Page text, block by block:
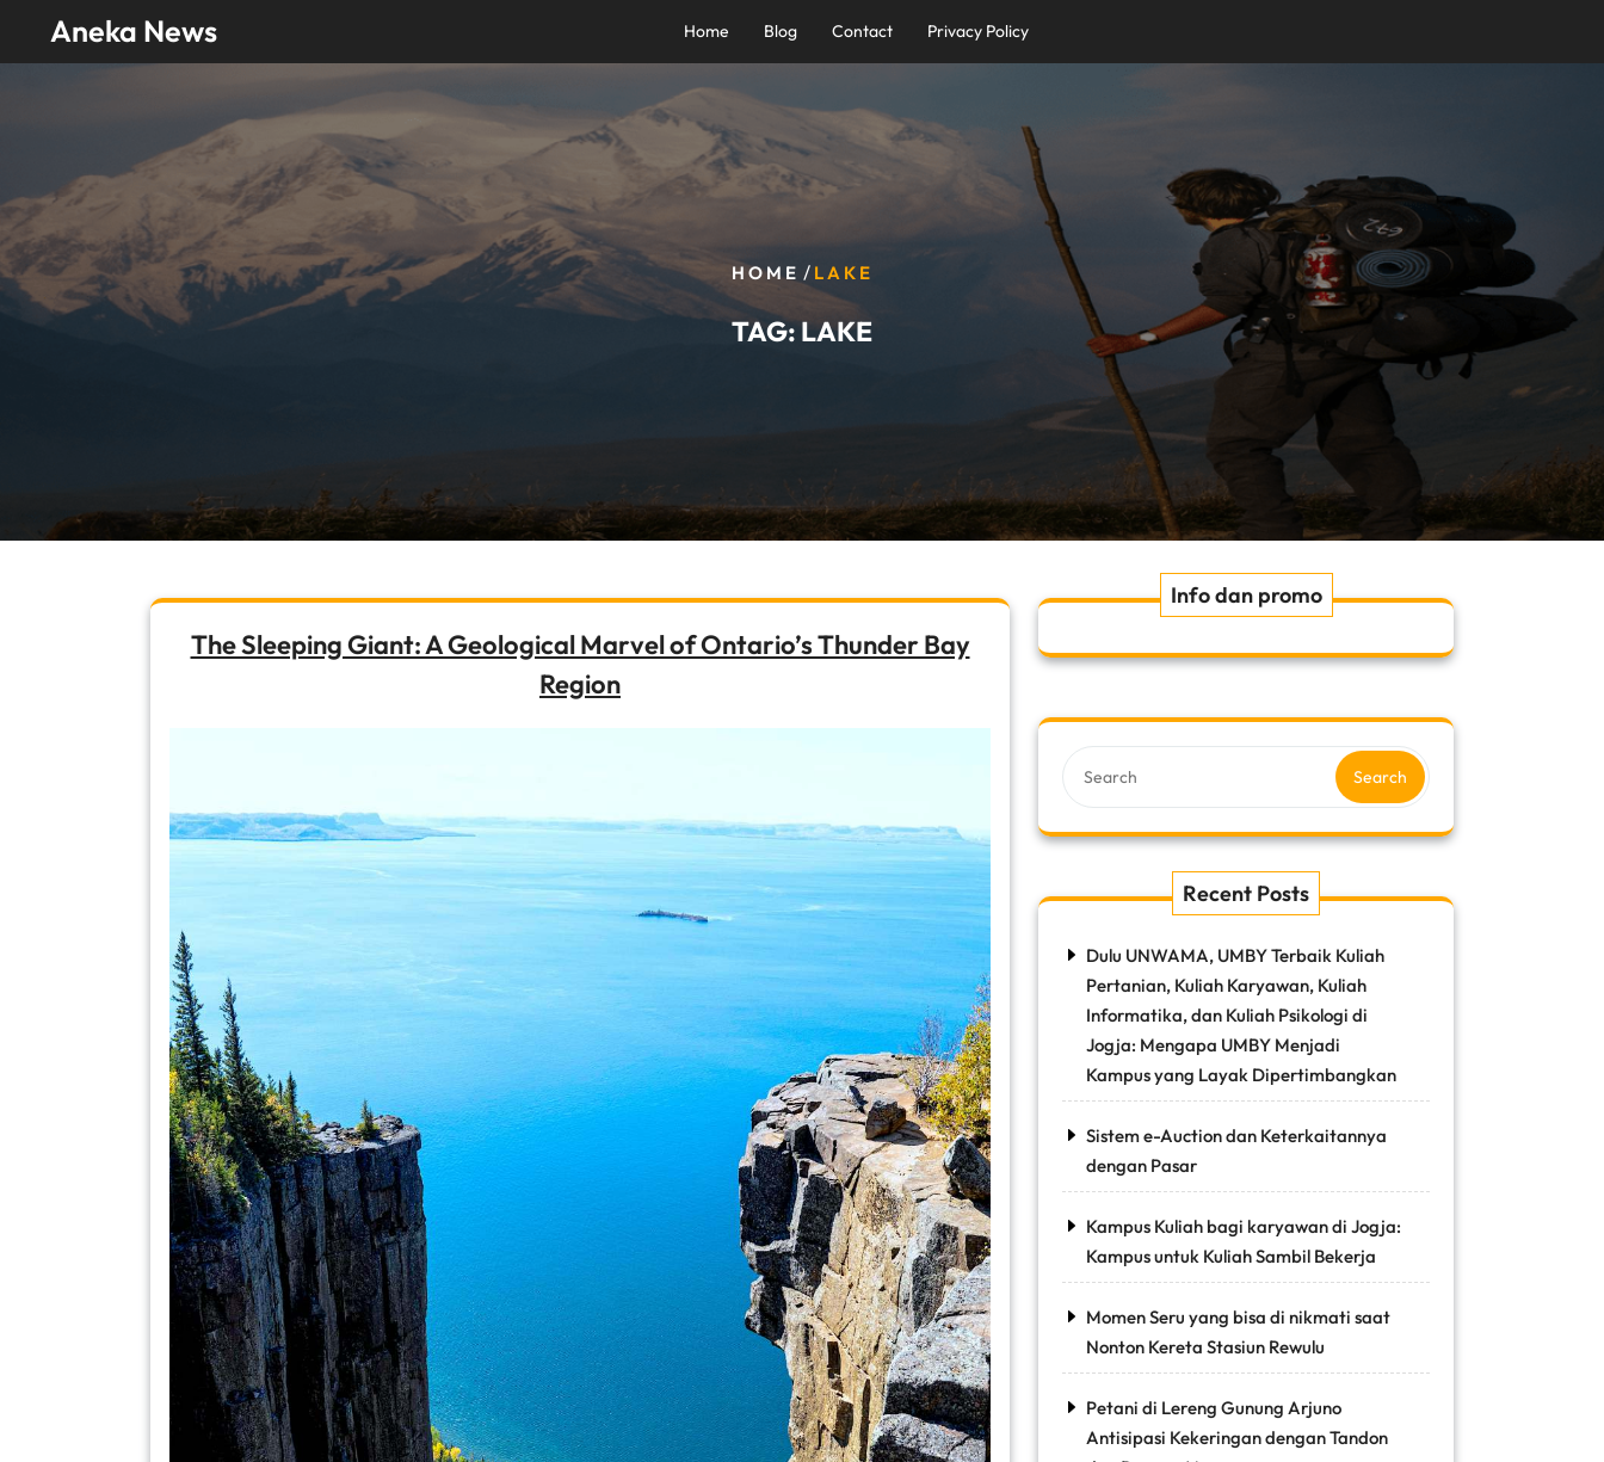
content
Aneka News Home Blog Contact Privacy Policy
HOME / LAKE
TAG:LAKE
The Sleeping Giant: A Geological Marvel of Ontario’s Thunder Bay
Region
Info dan promo
Search
Recent Posts
Dulu UNWAMA, UMBY Terbaik Kuliah
Pertanian, Kuliah Karyawan, Kuliah
Informatika, dan Kuliah Psikologi di
Jogja: Mengapa UMBY Menjadi
Kampus yang Layak Dipertimbangkan
Sistem e-Auction dan Keterkaitannya
dengan Pasar
Kampus Kuliah bagi karyawan di Jogja:
Kampus untuk Kuliah Sambil Bekerja
Momen Seru yang bisa di nikmati saat
Nonton Kereta Stasiun Rewulu
Petani di Lereng Gunung Arjuno
Antisipasi Kekeringan dengan Tandon